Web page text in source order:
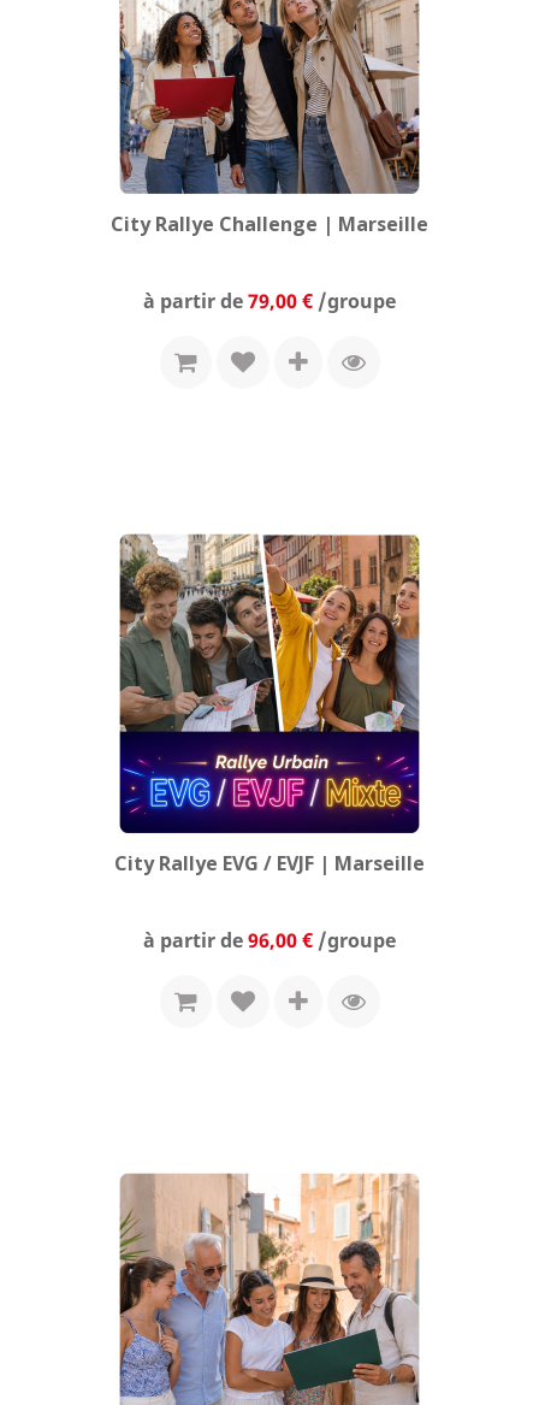
City Rallye Challenge | Marseille
Prix
à partir de79,00 € /groupe
City Rallye EVG / EVJF | Marseille
Prix
à partir de96,00 € /groupe